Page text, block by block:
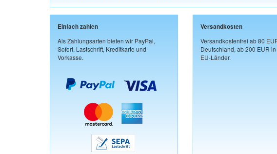
Einfach zahlen
Als Zahlungsarten bieten wir PayPal,
Sofort, Lastschrift, Kreditkarte und
Vorkasse.
Versandkosten
Versandkostenfrei ab 80
Deutschland, ab 200 EUR
EU-Länder.